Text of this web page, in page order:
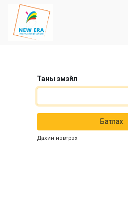
Таны эмэйл
Батлах
Дахин нэвтрэх